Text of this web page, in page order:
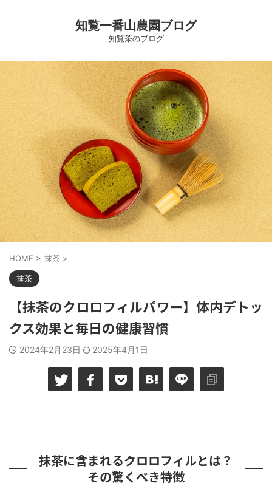
知覧一番山農園ブログ
知覧茶のブログ
HOME > 抹茶 >
抹茶
【抹茶のクロロフィルパワー】体内デトッ
クス効果と毎日の健康習慣
2024年2月23日 2025年4月1日
抹茶に含まれるクロロフィルとは？
その驚くべき特徴